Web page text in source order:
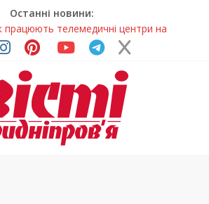
Останні новини:
працюють телемедичні центри на
підготовка до опалювального
Дніпропетровщині досліджують місце
монастиря (Фото)
отримують шанс на власне